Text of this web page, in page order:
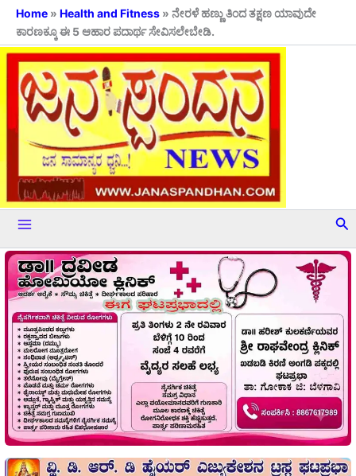
Skip
content
Home » Health and Fitness » ನೇರಳೆ ಹಣ್ಣು ತಿಂದ ತಕ್ಷಣ ಯಾವುದೇ
ಕಾರಣಕ್ಕೂ ಈ 5 ಆಹಾರ ಪದಾರ್ಥ ಸೇವಿಸಲೇಬೇಡಿ.